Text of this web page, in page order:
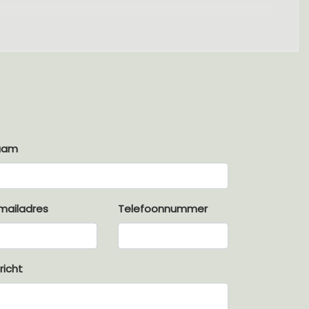
Telefoonnummer